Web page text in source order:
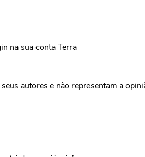
na sua conta Terra
autores e não representam a